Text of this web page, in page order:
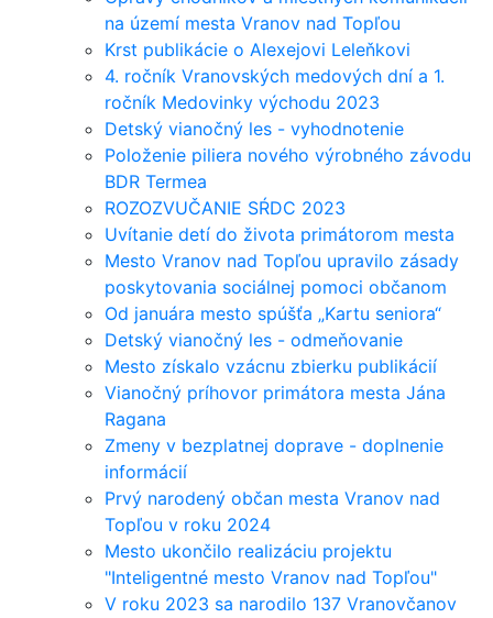
na území mesta Vranov nad Topľou
Krst publikácie o Alexejovi Leleňkovi
4. ročník Vranovských medových dní a 1.
ročník Medovinky východu 2023
Detský vianočný les - vyhodnotenie
Položenie piliera nového výrobného závodu
BDR Termea
ROZOZVUČANIE SŔDC 2023
Uvítanie detí do života primátorom mesta
Mesto Vranov nad Topľou upravilo zásady
poskytovania sociálnej pomoci občanom
Od januára mesto spúšťa „Kartu seniora“
Detský vianočný les - odmeňovanie
Mesto získalo vzácnu zbierku publikácií
Vianočný príhovor primátora mesta Jána
Ragana
Zmeny v bezplatnej doprave - doplnenie
informácií
Prvý narodený občan mesta Vranov nad
Topľou v roku 2024
Mesto ukončilo realizáciu projektu
"Inteligentné mesto Vranov nad Topľou"
V roku 2023 sa narodilo 137 Vranovčanov